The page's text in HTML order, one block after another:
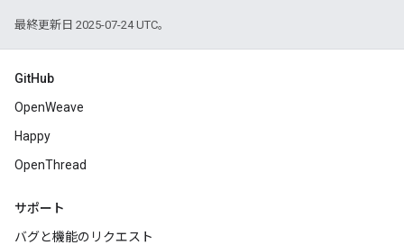
最終更新日 2025-07-24 UTC。
GitHub
OpenWeave
Happy
OpenThread
サポート
バグと機能のリクエスト